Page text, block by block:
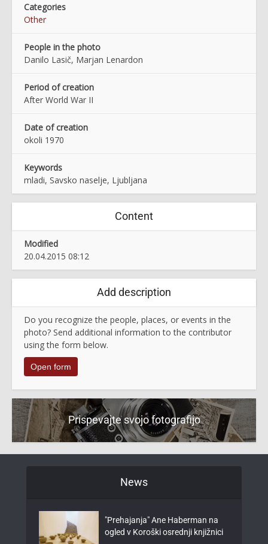
Categories
Other
People in the photo
Danilo Lasič, Marjan Lenardon
Period of creation
After World War II
Date of creation
okoli 1970
Keywords
mladi, Savsko naselje, Ljubljana
Content
Modified
20.04.2015 08:12
Add description
Do you recognize the people, places, or events in the
photo? Send additional information to the contributor
using the form below.
Open form
Prispevajte svojo fotografijo
News
"Prehajanja" Ane Haberman na
ogled v Koroški osrednji knjižnici